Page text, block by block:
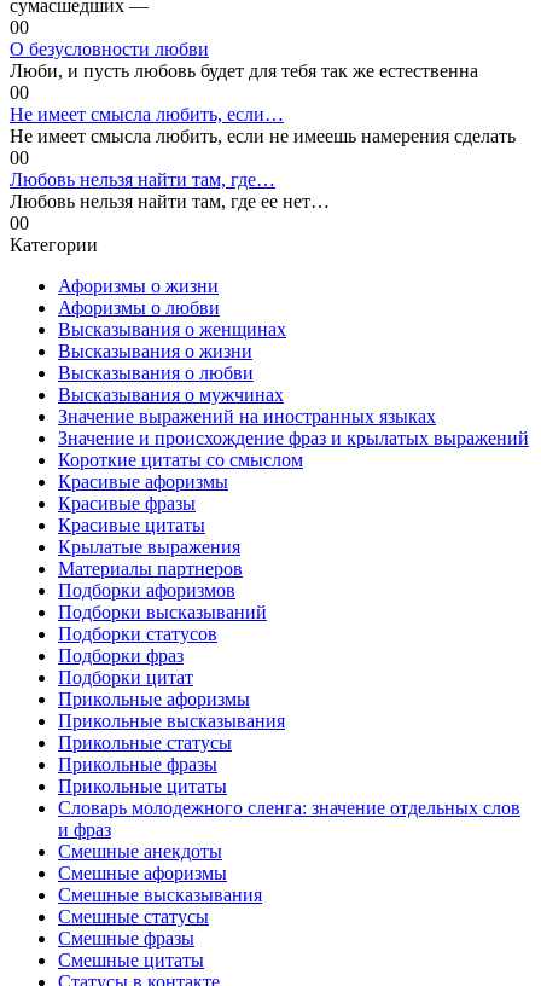
сумасшедших —
00
О безусловности любви
Люби, и пусть любовь будет для тебя так же естественна
00
Не имеет смысла любить, если…
Не имеет смысла любить, если не имеешь намерения сделать
00
Любовь нельзя найти там, где…
Любовь нельзя найти там, где ее нет…
00
Категории
Афоризмы о жизни
Афоризмы о любви
Высказывания о женщинах
Высказывания о жизни
Высказывания о любви
Высказывания о мужчинах
Значение выражений на иностранных языках
Значение и происхождение фраз и крылатых выражений
Короткие цитаты со смыслом
Красивые афоризмы
Красивые фразы
Красивые цитаты
Крылатые выражения
Материалы партнеров
Подборки афоризмов
Подборки высказываний
Подборки статусов
Подборки фраз
Подборки цитат
Прикольные афоризмы
Прикольные высказывания
Прикольные статусы
Прикольные фразы
Прикольные цитаты
Словарь молодежного сленга: значение отдельных слов
и фраз
Смешные анекдоты
Смешные афоризмы
Смешные высказывания
Смешные статусы
Смешные фразы
Смешные цитаты
Статусы в контакте